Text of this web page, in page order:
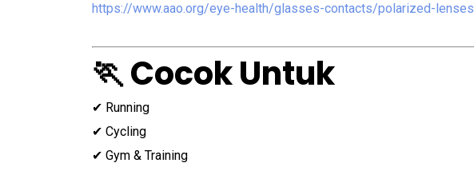
https://www.aao.org/eye-health/glasses-contacts/polarized-lenses
🏃 Cocok Untuk
✔ Running
✔ Cycling
✔ Gym & Training